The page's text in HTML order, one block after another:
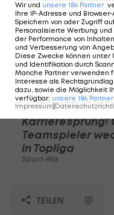
Karrieresprung!
Teamspieler
in Topliga
Sport-Mix
TEILEN
Wir und unsere 186 Partner
Ihre IP-Adresse und
Speichern von oder Zugriff
Personalisierte Werbung
der Performance von
und Verbesserung von
Diese Zwecke können unter
und Identifikation durch
Manche Partner verwenden
Interesse als
dazu, sowie die Möglichkeit
verfügbar: unsere 186 Partner
Impressum